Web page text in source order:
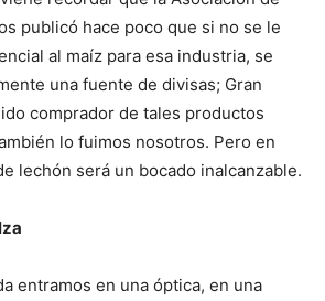
publicó hace poco que si no se le
al maíz para esa industria, se
una fuente de divisas; Gran
comprador de tales productos
lo fuimos nosotros. Pero en
lechón será un bocado inalcanzable.
entramos en una óptica, en una